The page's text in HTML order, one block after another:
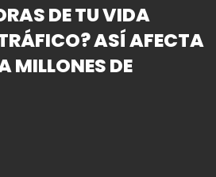
DE TU VIDA
TRÁFICO? ASÍ AFECTA
MILLONES DE